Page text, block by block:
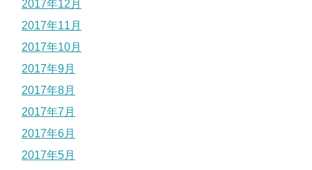
2017年12月
2017年11月
2017年10月
2017年9月
2017年8月
2017年7月
2017年6月
2017年5月